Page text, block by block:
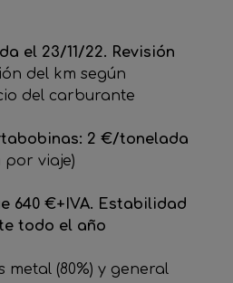
el 23/11/22. Revisión
del km según
del carburante
2 €/tonelada
por viaje)
640 €+IVA. Estabilidad
todo el año
metal (80%) y general